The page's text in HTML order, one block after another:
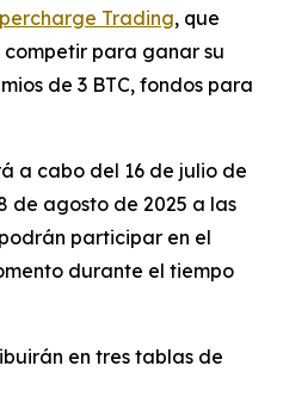
Trading, que
para ganar su
de 3 BTC, fondos para
a cabo del 16 de julio de
de agosto de 2025 a las
podrán participar en el
durante el tiempo
en tres tablas de